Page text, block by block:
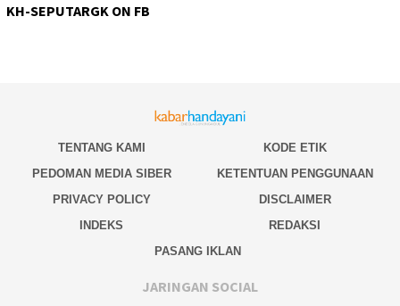
KH-SEPUTARGK ON FB
TENTANG KAMI
KODE ETIK
PEDOMAN MEDIA SIBER
KETENTUAN PENGGUNAAN
PRIVACY POLICY
DISCLAIMER
INDEKS
REDAKSI
PASANG IKLAN
JARINGAN SOCIAL